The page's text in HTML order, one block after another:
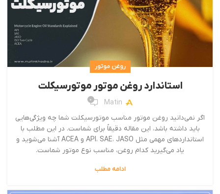
روغن موتور
استاندارد روغن موتور موتورسیکلت
Matin
0
اگر نمی‌دانید روغن موتور مناسب موتورسیکلت شما چه ویژگی‌هایی
باید داشته باشد، این مقاله دقیقاً برای شماست. در این مطلب با
استانداردهای مهمی مثل API، SAE، JASO و ACEA آشنا می‌شوید و
یاد می‌گیرید کدام روغن، مناسب نوع موتور شماست.
ادامه مطلب